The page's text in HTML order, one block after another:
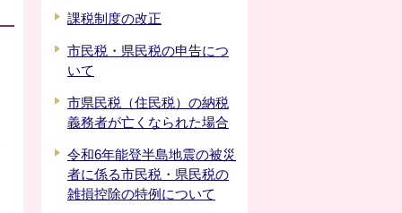
課税制度の改正
市民税・県民税の申告につ
いて
市県民税（住民税）の納税
義務者が亡くなられた場合
令和6年能登半島地震の被災
者に係る市民税・県民税の
雑損控除の特例について